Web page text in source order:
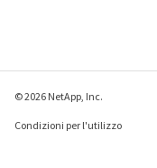
© 2026 NetApp, Inc.
Condizioni per l'utilizzo